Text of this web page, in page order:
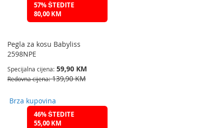
57% ŠTEDITE
80,00 KM
Pegla za kosu Babyliss
2598NPE
Specijalna cijena 59,90 KM
Redovna cijena 139,90 KM
Brza kupovina
46% ŠTEDITE
55,00 KM